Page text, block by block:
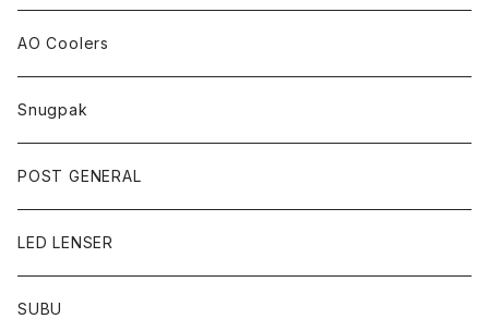
AO Coolers
Snugpak
POST GENERAL
LED LENSER
SUBU